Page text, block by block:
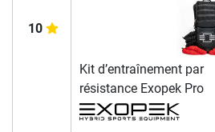
10
Kit d’entraînement par
résistance Exopek Pro